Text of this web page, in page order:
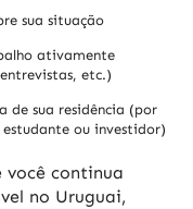
sua situação
ativamente
etc.)
de sua residência (por
ou investidor)
você continua
no Uruguai,